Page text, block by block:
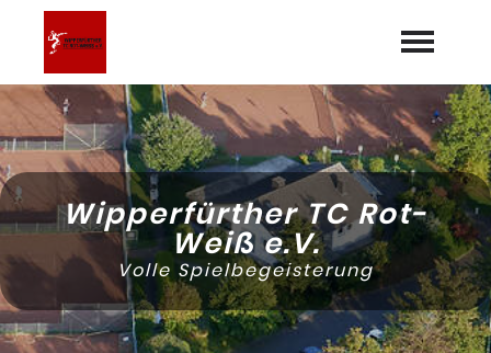
Startseite
Aktuelles
Termine expand_more
Mannschaften
Über uns expand_more
Wipperfürther TC Rot-
Weiß e.V.
Volle Spielbegeisterung